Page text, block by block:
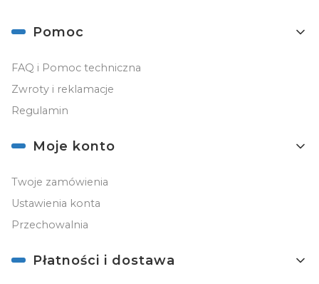
Linki w stopce
Pomoc
FAQ i Pomoc techniczna
Zwroty i reklamacje
Regulamin
Moje konto
Twoje zamówienia
Ustawienia konta
Przechowalnia
Płatności i dostawa